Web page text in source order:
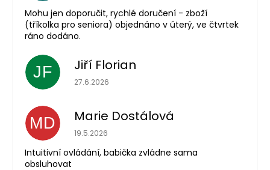
Mohu jen doporučit, rychlé doručení - zboží
(tříkolka pro seniora) objednáno v úterý, ve čtvrtek
ráno dodáno.
JF Jiří Florian
Hodnocení obchodu je 5 z 5 hvězdiček.
27.6.2026
MD Marie Dostálová
Hodnocení obchodu je 5 z 5 hvězdiček.
19.5.2026
Intuitivní ovládání, babička zvládne sama
obsluhovat